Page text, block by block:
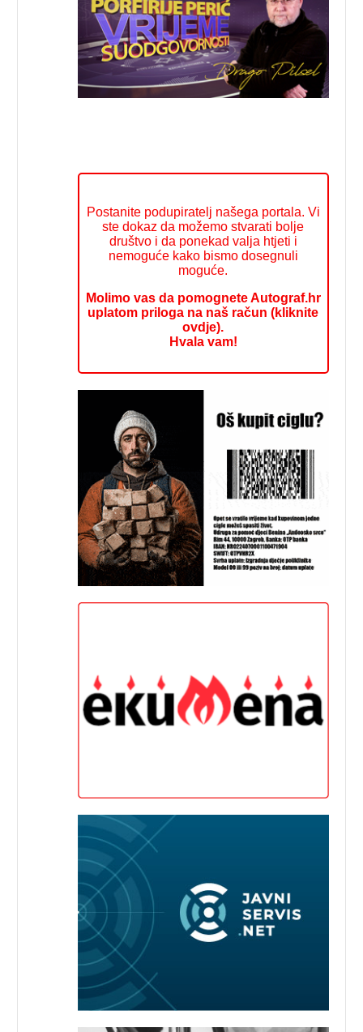
Postanite podupiratelj našega portala. Vi
ste dokaz da možemo stvarati bolje
društvo i da ponekad valja htjeti i
nemoguće kako bismo dosegnuli
moguće.
Molimo vas da pomognete Autograf.hr
uplatom priloga na naš račun (kliknite
ovdje).
Hvala vam!